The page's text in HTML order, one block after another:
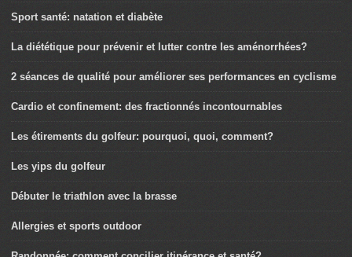
Sport santé: natation et diabète
La diététique pour prévenir et lutter contre les aménorrhées?
2 séances de qualité pour améliorer ses performances en cyclisme
Cardio et confinement: des fractionnés incontournables
Les étirements du golfeur: pourquoi, quoi, comment?
Les yips du golfeur
Débuter le triathlon avec la brasse
Allergies et sports outdoor